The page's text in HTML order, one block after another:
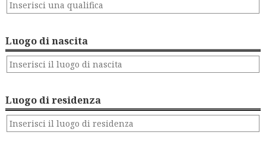
Luogo di nascita
Luogo di residenza